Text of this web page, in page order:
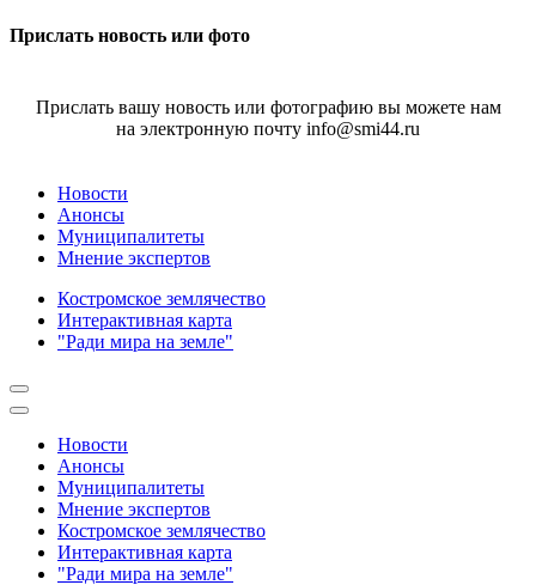
Прислать новость или фото
Прислать вашу новость или фотографию вы можете нам
на электронную почту info@smi44.ru
Новости
Анонсы
Муниципалитеты
Мнение экспертов
Костромское землячество
Интерактивная карта
"Ради мира на земле"
Новости
Анонсы
Муниципалитеты
Мнение экспертов
Костромское землячество
Интерактивная карта
"Ради мира на земле"